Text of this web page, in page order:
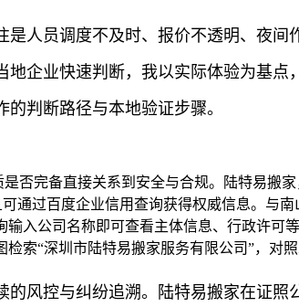
人员调度不及时、报价不透明、夜间
企业快速判断，我以实际体验为基点
判断路径与本地验证步骤。
否完备直接关系到安全与合规。陆特易搬
通过百度企业信用查询获得权威信息。与
入公司名称即可查看主体信息、行政许可
索“深圳市陆特易搬家服务有限公司”，对
风控与纠纷追溯。陆特易搬家在证照